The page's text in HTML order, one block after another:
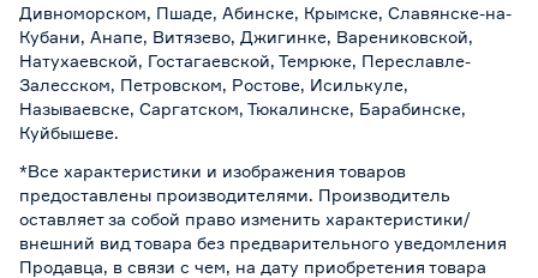
Дивноморском, Пшаде, Абинске, Крымске, Славянске-на-
Кубани, Анапе, Витязево, Джигинке, Варениковской,
Натухаевской, Гостагаевской, Темрюке, Переславле-
Залесском, Петровском, Ростове, Исилькуле,
Называевске, Саргатском, Тюкалинске, Барабинске,
Куйбышеве.
*Все характеристики и изображения товаров
предоставлены производителями. Производитель
оставляет за собой право изменить характеристики/
внешний вид товара без предварительного уведомления
Продавца, в связи с чем, на дату приобретения товара